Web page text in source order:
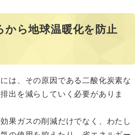
から地球温暖化を防止
は、その原因である二酸化炭素な
出を減らしていく必要がありま
果ガスの削減だけでなく、わたし